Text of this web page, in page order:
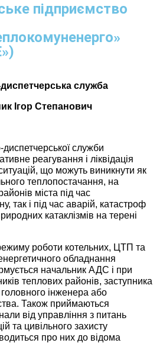
підприємство
служба
Ігор Степанович
служби
реагування і ліквідація
що можуть виникнути як
теплопостачання, на
міста під час
так і під час аварій, катастроф
катаклізмів на терені
роботи котельних, ЦТП та
обладнання
начальник АДС і при
теплових районів, заступника
інженера або
Також приймаються
від управління з питань
та цивільного захисту
про них до відома